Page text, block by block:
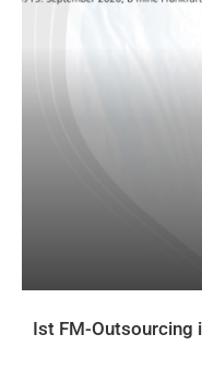
Ist FM-Outsourcing